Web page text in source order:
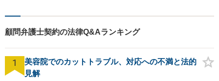
い！
顧問弁護士契約の法律Q&Aランキング
1
美容院でのカットトラブル、対応への不満と法的
見解